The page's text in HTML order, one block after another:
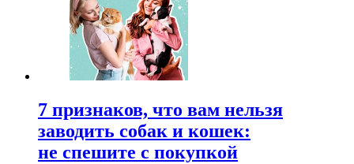
7 признаков, что вам нельзя
заводить собак и кошек:
не спешите с покупкой